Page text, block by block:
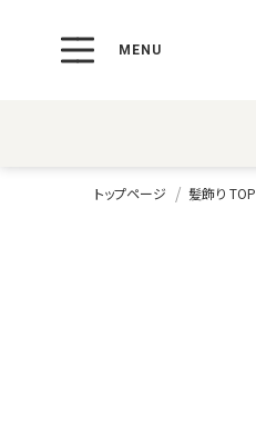
トップページ 髪飾り TOP